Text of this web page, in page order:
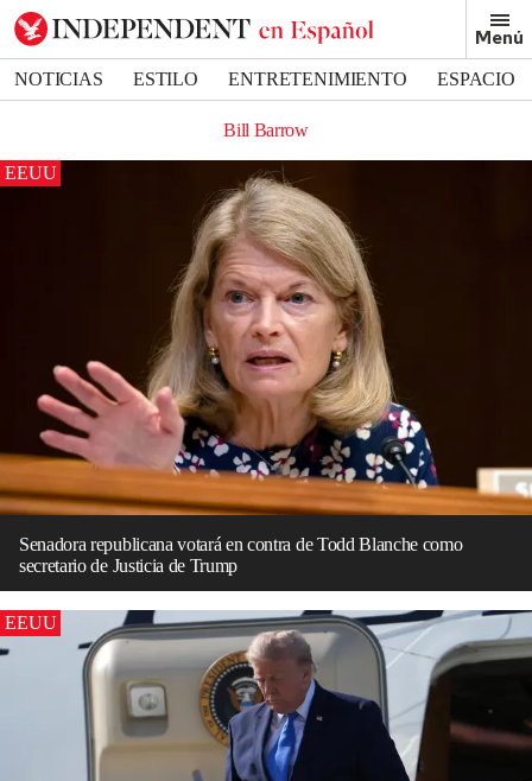
Menú
NOTICIAS ESTILO ENTRETENIMIENTO
ESPACIO
Bill Barrow
EEUU
Senadora republicana votará en contra de Todd Blanche como
secretario de Justicia de Trump
EEUU